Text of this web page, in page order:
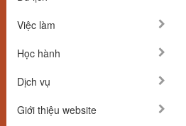
Việc làm
Học hành
Dịch vụ
Giới thiệu website